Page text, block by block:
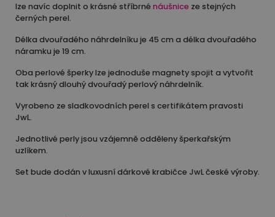
lze navíc doplnit o krásné stříbrné náušnice ze stejných
černých perel.
Délka dvouřadého náhrdelníku je 45 cm a délka dvouřadého
náramku je 19 cm.
Oba perlové šperky lze jednoduše magnety spojit a vytvořit
tak krásný dlouhý dvouřadý perlový náhrdelník.
Vyrobeno ze sladkovodních perel s certifikátem pravosti
JwL.
Jednotlivé perly jsou vzájemně odděleny šperkařským
uzlíkem.
Set bude dodán v luxusní dárkové krabičce JwL české výroby.